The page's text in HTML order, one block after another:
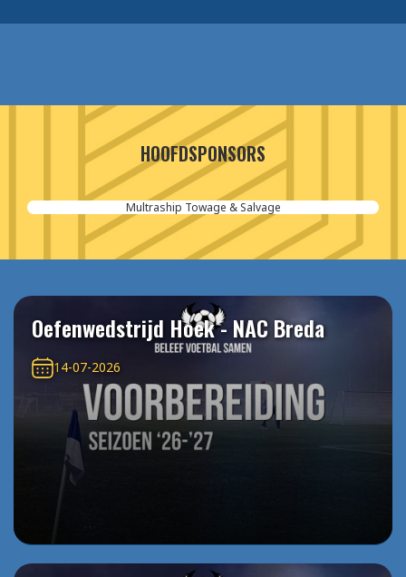
HOOFDSPONSORS
Multraship Towage & Salvage
Oefenwedstrijd Hoek - NAC Breda
14-07-2026